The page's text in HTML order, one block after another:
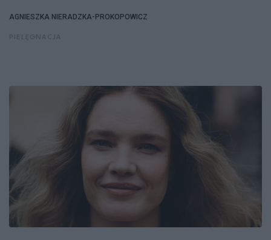
AGNIESZKA NIERADZKA-PROKOPOWICZ